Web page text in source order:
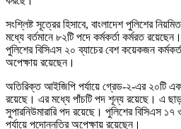
সংশ্লিষ্ট সূত্রের হিসাবে, বাংলাদেশ পুলিশের
মধ্যে বর্তমানে ৮২টি পদে কর্মকর্তা কর্মরত
পুলিশের বিসিএস ২০ ব্যাচের বেশ কয়েকজন
অপেক্ষায় রয়েছেন।
অতিরিক্ত আইজিপি পর্যায়ে গ্রেড-২-এর ২০টি
রয়েছে। এর মধ্যে পাঁচটি পদ শূন্য রয়েছে। এ
সুপারনিউমারারি পদ রয়েছে। পুলিশের বিসিএস
পর্যায়ে পদোন্নতির অপেক্ষায় রয়েছেন।